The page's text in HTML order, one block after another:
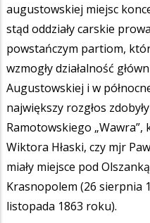
augustowskiej miejsc
stąd oddziały carskie
powstańczym partiom,
wzmogły działalność
Augustowskiej i w
największy rozgłos
Ramotowskiego „Wawra”,
Wiktora Hłaski, czy mjr
miały miejsce pod
Krasnopolem (26 sierpnia
listopada 1863 roku).